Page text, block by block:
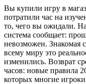
Вы купили игру в
потратили час на
то, чего вы ожидали.
система сообщает:
невозможен. Знакомая
всему миру это
изменились. Возврат
часов: новые правила
которых многие